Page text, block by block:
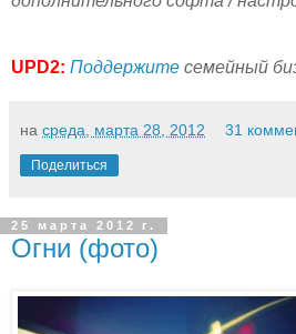
UPD2: Поддержите семейный
на среда, марта 28, 2012 31
Поделиться
25 марта 2012 г.
Огни (фото)